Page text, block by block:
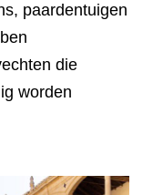
paardentuigen
die
worden